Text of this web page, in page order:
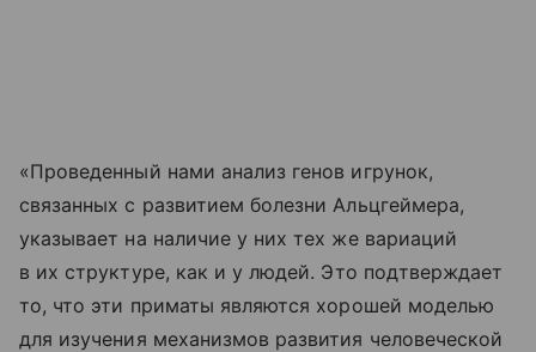
«Проведенный нами анализ генов игрунок,
связанных с развитием болезни Альцгеймера,
указывает на наличие у них тех же вариаций
в их структуре, как и у людей. Это подтверждает
то, что эти приматы являются хорошей моделью
для изучения механизмов развития человеческой